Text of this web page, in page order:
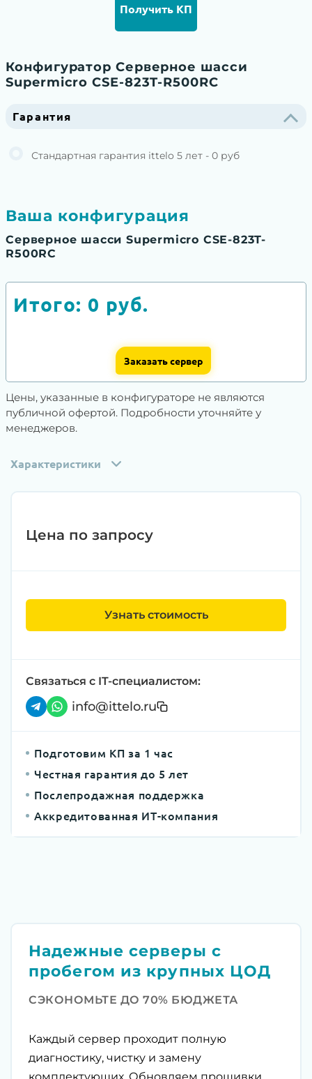
Получить КП
Конфигуратор Серверное шасси
Supermicro CSE-823T-R500RC
Гарантия
Стандартная гарантия ittelo 5 лет - 0 руб
Ваша конфигурация
Серверное шасси Supermicro CSE-823T-
R500RC
Итого: 0 руб.
Заказать сервер
Цены, указанные в конфигураторе не являются
публичной офертой. Подробности уточняйте у
менеджеров.
Характеристики
Цена по запросу
Узнать стоимость
Связаться с IT-специалистом:
info@ittelo.ru
Подготовим КП за 1 час
Честная гарантия до 5 лет
Послепродажная поддержка
Аккредитованная ИТ-компания
Надежные серверы с
пробегом из крупных ЦОД
СЭКОНОМЬТЕ ДО 70% БЮДЖЕТА
Каждый сервер проходит полную
диагностику, чистку и замену